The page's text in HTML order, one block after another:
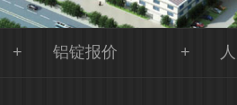
铝锭报价